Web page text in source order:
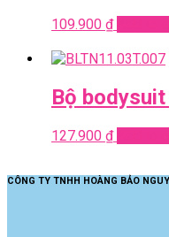
109.900 ₫
Bộ
127.900 ₫
CÔNG TY TNHH HOÀNG BẢO